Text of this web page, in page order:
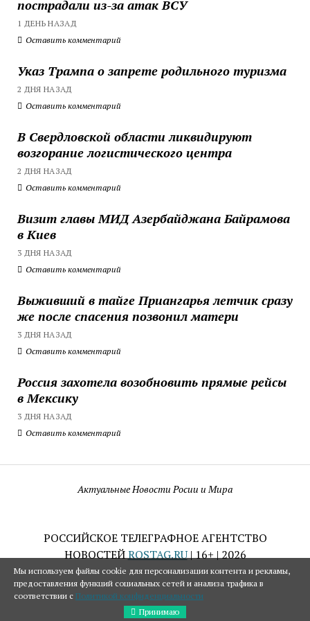
пострадали из-за атак ВСУ
1 ДЕНЬ НАЗАД
Оставить комментарий
Указ Трампа о запрете родильного туризма
2 ДНЯ НАЗАД
Оставить комментарий
В Свердловской области ликвидируют
возгорание логистического центра
2 ДНЯ НАЗАД
Оставить комментарий
Визит главы МИД Азербайджана Байрамова
в Киев
3 ДНЯ НАЗАД
Оставить комментарий
Выживший в тайге Приангарья летчик сразу
же после спасения позвонил матери
3 ДНЯ НАЗАД
Оставить комментарий
Россия захотела возобновить прямые рейсы
в Мексику
3 ДНЯ НАЗАД
Оставить комментарий
Актуальные Новости Росии и Мира
РОССИЙСКОЕ ТЕЛЕГРАФНОЕ АГЕНТСТВО
НОВОСТЕЙROSTAG.RU| 16+ | 2026
Мы используем файлы cookie для персонализации контента и рекламы,
предоставления функций социальных сетей и анализа трафика в
соответствии с Политикой конфиденциальности
Принимаю